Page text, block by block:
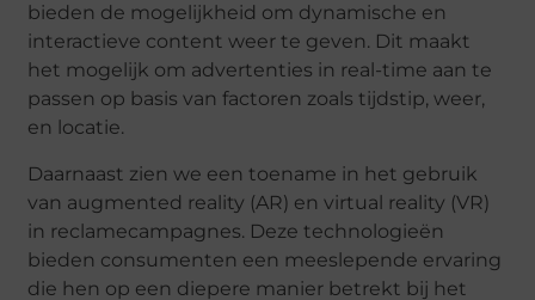
bieden de mogelijkheid om dynamische en
interactieve content weer te geven. Dit maakt
het mogelijk om advertenties in real-time aan te
passen op basis van factoren zoals tijdstip, weer,
en locatie.
Daarnaast zien we een toename in het gebruik
van augmented reality (AR) en virtual reality (VR)
in reclamecampagnes. Deze technologieën
bieden consumenten een meeslepende ervaring
die hen op een diepere manier betrekt bij het